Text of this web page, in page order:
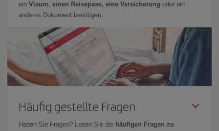
ein Visum, einen Reisepass, eine Versicherung oder ein
anderes Dokument benötigen.
Häufig gestellte Fragen
Haben Sie Fragen? Lesen Sie die häufigen Fragen zu